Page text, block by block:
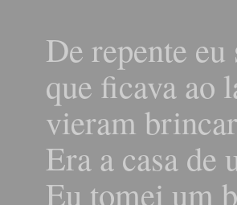
De repente
que ficava ao
vieram
Era a casa de
Eu tomei um